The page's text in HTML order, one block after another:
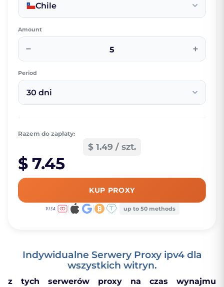
Chile
Amount
− +
Period
30 dni
Razem do zapłaty:
$ 1.49 / szt.
$ 7.45
KUP PROXY
up to 50 methods
Indywidualne Serwery Proxy ipv4 dla
wszystkich witryn.
z tych serwerów proxy na czas wynajmu